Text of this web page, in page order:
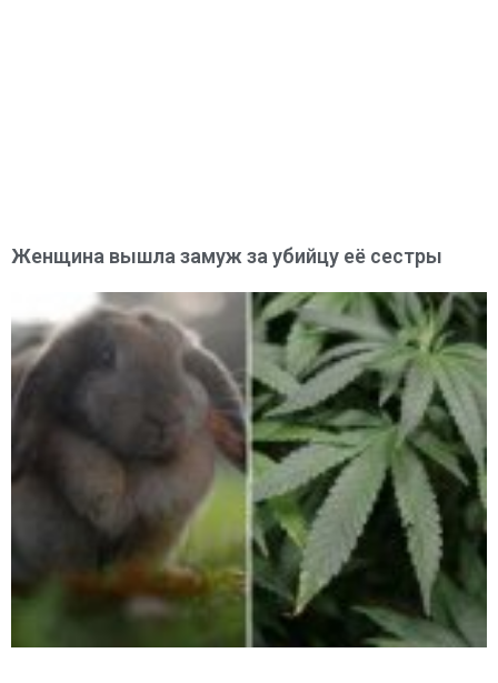
Женщина вышла замуж за убийцу её сестры